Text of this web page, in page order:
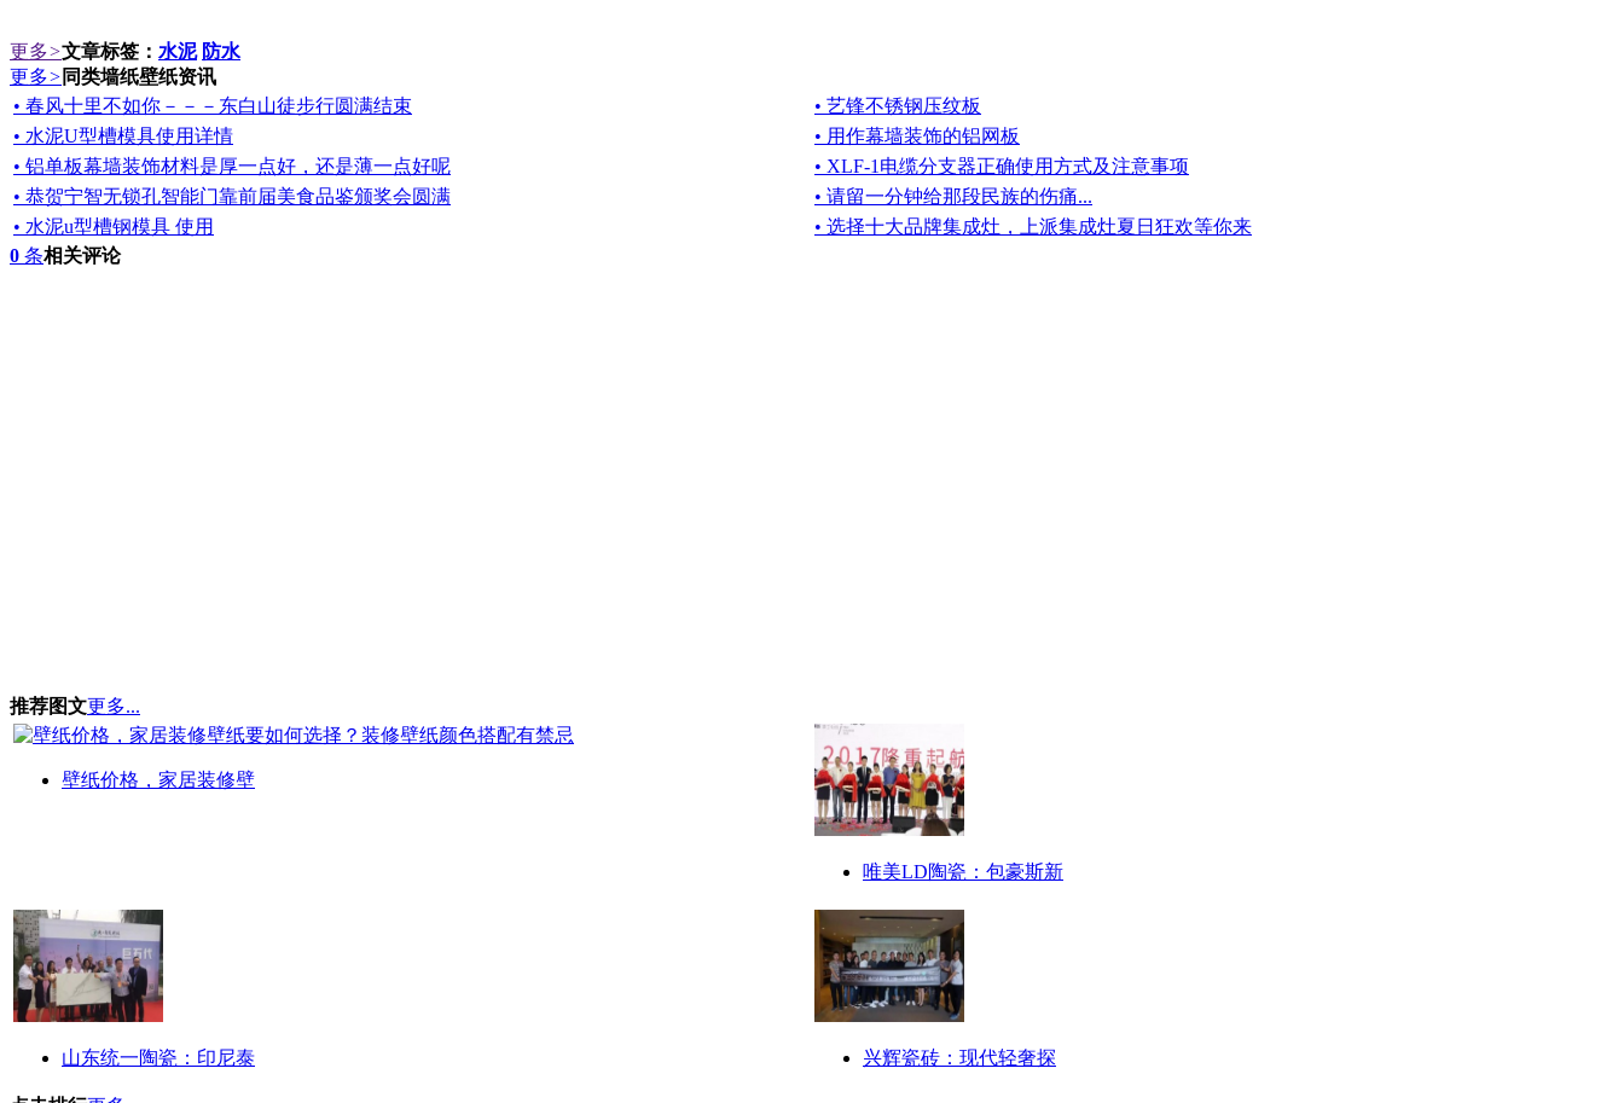
更多>文章标签： 水泥 防水
更多> 同类墙纸壁纸资讯
• 春风十里不如你－－－东白山徒步行圆满结束
• 艺锋不锈钢压纹板
• 水泥U型槽模具使用详情
• 用作幕墙装饰的铝网板
• 铝单板幕墙装饰材料是厚一点好，还是薄一点好呢
• XLF-1电缆分支器正确使用方式及注意事项
• 恭贺宁智无锁孔智能门靠前届美食品鉴颁奖会圆满
• 请留一分钟给那段民族的伤痛...
• 水泥u型槽钢模具 使用
• 选择十大品牌集成灶，上派集成灶夏日狂欢等你来
0 条相关评论
推荐图文更多...
壁纸价格，家居装修壁
唯美LD陶瓷：包豪斯新
山东统一陶瓷：印尼泰 兴辉瓷砖：现代轻奢探